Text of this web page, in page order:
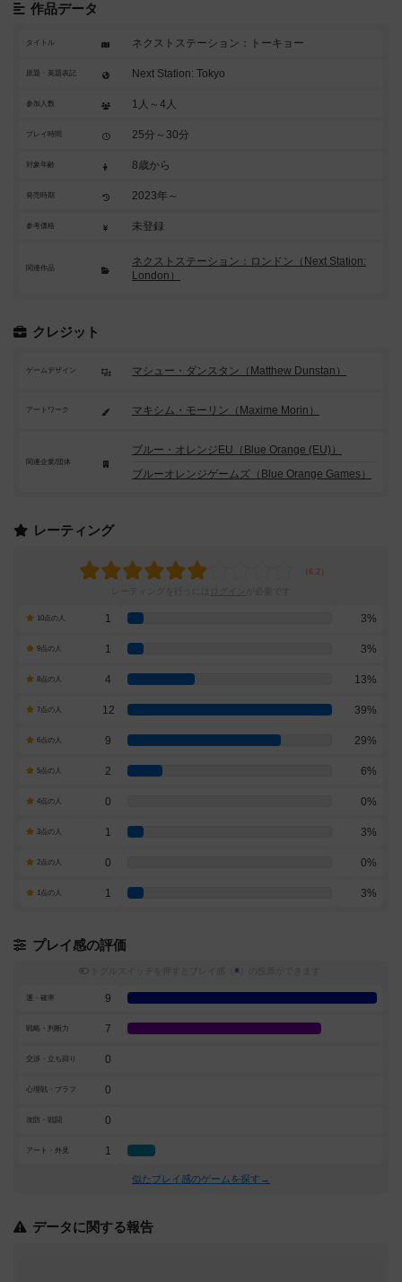
作品データ
タイトル ネクストステーション：トーキョー
原題・英題表記 Next Station: Tokyo
参加人数 1人～4人
プレイ時間 25分～30分
対象年齢 8歳から
発売時期 2023年～
参考価格 未登録
関連作品
ネクストステーション：ロンドン（Next Station:
London）
クレジット
ゲームデザイン マシュー・ダンスタン（Matthew Dunstan）
アートワーク マキシム・モーリン（Maxime Morin）
関連企業/団体
ブルー・オレンジEU（Blue Orange (EU)）
ブルーオレンジゲームズ（Blue Orange Games）
レーティング
10点の人 1 3%
9点の人 1 3%
8点の人 4 13%
7点の人 12 39%
6点の人 9 29%
5点の人 2 6%
4点の人 0 0%
3点の人 1 3%
2点の人 0 0%
1点の人 1 3%
プレイ感の評価
※
運・確率 9
戦略・判断力 7
交渉・立ち回り 0
心理戦・ブラフ 0
攻防・戦闘 0
アート・外見 1
似たプレイ感のゲームを探す→
データに関する報告